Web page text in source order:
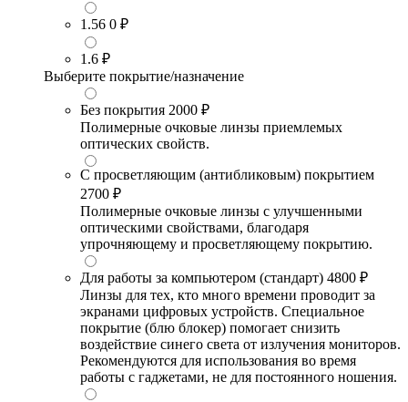
1.56 0 ₽
1.6 ₽
Выберите покрытие/назначение
Без покрытия 2000 ₽
Полимерные очковые линзы приемлемых
оптических свойств.
С просветляющим (антибликовым) покрытием
2700 ₽
Полимерные очковые линзы с улучшенными
оптическими свойствами, благодаря
упрочняющему и просветляющему покрытию.
Для работы за компьютером (стандарт) 4800 ₽
Линзы для тех, кто много времени проводит за
экранами цифровых устройств. Специальное
покрытие (блю блокер) помогает снизить
воздействие синего света от излучения мониторов.
Рекомендуются для использования во время
работы с гаджетами, не для постоянного ношения.